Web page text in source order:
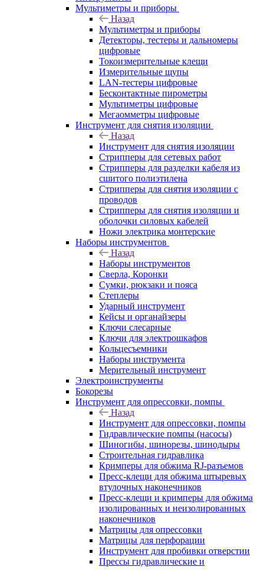
Мультиметры и приборы
Назад
Мультиметры и приборы
Детекторы, тестеры и дальномеры
цифровые
Токоизмерительные клещи
Измерительные щупы
LAN-тестеры цифровые
Бесконтактные пирометры
Мультиметры цифровые
Мегаомметры цифровые
Инструмент для снятия изоляции
Назад
Инструмент для снятия изоляции
Стрипперы для сетевых работ
Стрипперы для разделки кабеля из
сшитого полиэтилена
Cтрипперы для снятия изоляции с
проводов
Стрипперы для снятия изоляции и
оболочки силовых кабелей
Ножи электрика монтерские
Наборы инструментов
Назад
Наборы инструментов
Сверла, Коронки
Сумки, рюкзаки и пояса
Степлеры
Ударный инструмент
Кейсы и органайзеры
Ключи слесарные
Ключи для электрошкафов
Кольцесъемники
Наборы инструмента
Мерительный инструмент
Электроинструменты
Бокорезы
Инструмент для опрессовки, помпы
Назад
Инструмент для опрессовки, помпы
Гидравлические помпы (насосы)
Шиногибы, шинорезы, шинодыры
Строительная гидравлика
Кримперы для обжима RJ-разъемов
Пресс-клещи для обжима штыревых
втулочных наконечников
Пресс-клещи и кримперы для обжима
изолированных и неизолированных
наконечников
Матрицы для опрессовки
Матрицы для перфорации
Инструмент для пробивки отверстии
Прессы гидравлические и